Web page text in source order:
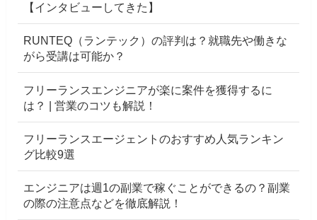
【インタビューしてきた】
RUNTEQ（ランテック）の評判は？就職先や働きな
がら受講は可能か？
フリーランスエンジニアが楽に案件を獲得するに
は？ | 営業のコツも解説！
フリーランスエージェントのおすすめ人気ランキン
グ比較9選
エンジニアは週1の副業で稼ぐことができるの？副業
の際の注意点などを徹底解説！